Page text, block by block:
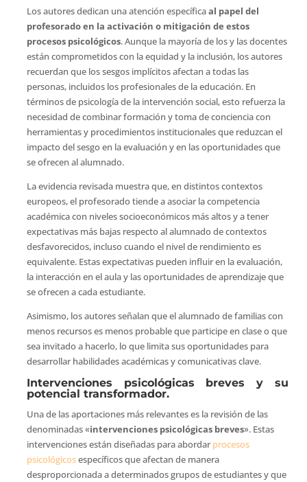
Los autores dedican una atención específicaal papel del
profesorado en la activación o mitigación de estos
procesos psicológicos. Aunque la mayoría de los y las docentes
están comprometidos con la equidad y la inclusión, los autores
recuerdan que los sesgos implícitos afectan a todas las
personas, incluidos los profesionales de la educación. En
términos de psicología de la intervención social, esto refuerza la
necesidad de combinar formación y toma de conciencia con
herramientas y procedimientos institucionales que reduzcan el
impacto del sesgo en la evaluación y en las oportunidades que
se ofrecen al alumnado.
La evidencia revisada muestra que, en distintos contextos
europeos, el profesorado tiende a asociar la competencia
académica con niveles socioeconómicos más altos y a tener
expectativas más bajas respecto al alumnado de contextos
desfavorecidos, incluso cuando el nivel de rendimiento es
equivalente. Estas expectativas pueden influir en la evaluación,
la interacción en el aula y las oportunidades de aprendizaje que
se ofrecen a cada estudiante.
Asimismo, los autores señalan que el alumnado de familias con
menos recursos es menos probable que participe en clase o que
sea invitado a hacerlo, lo que limita sus oportunidades para
desarrollar habilidades académicas y comunicativas clave.
Intervenciones psicológicas breves y su
potencial transformador.
Una de las aportaciones más relevantes es la revisión de las
denominadas «intervenciones psicológicas breves». Estas
intervenciones están diseñadas para abordarprocesos
psicológicosespecíficos que afectan de manera
desproporcionada a determinados grupos de estudiantes y que